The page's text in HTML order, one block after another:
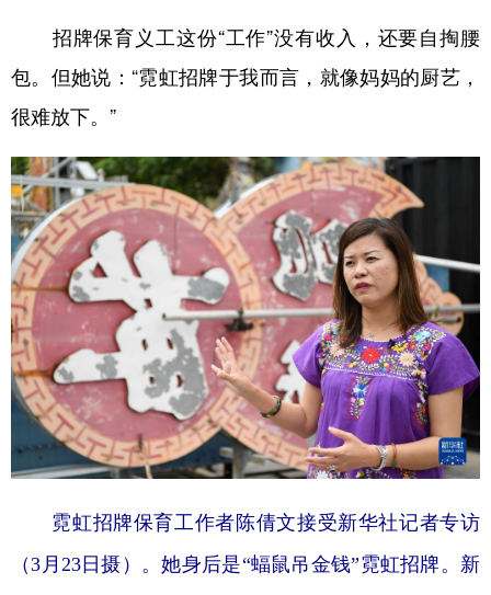
招牌保育义工这份“工作”没有收入，还要自掏腰
包。但她说：“霓虹招牌于我而言，就像妈妈的厨艺，
很难放下。”
霓虹招牌保育工作者陈倩文接受新华社记者专访
（3月23日摄）。她身后是“蝠鼠吊金钱”霓虹招牌。新